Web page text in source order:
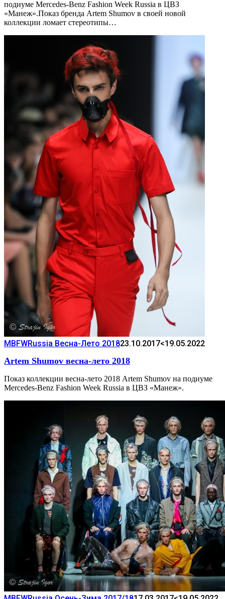
подиуме Mercedes-Benz Fashion Week Russia в ЦВЗ
«Манеж».Показ бренда Artem Shumov в своей новой
коллекции ломает стереотипы…
MBFWRussia Весна-Лето 201823.10.2017<19.05.2022
Artem Shumov весна-лето 2018
Показ коллекции весна-лето 2018 Artem Shumov на подиуме
Mercedes-Benz Fashion Week Russia в ЦВЗ «Манеж».